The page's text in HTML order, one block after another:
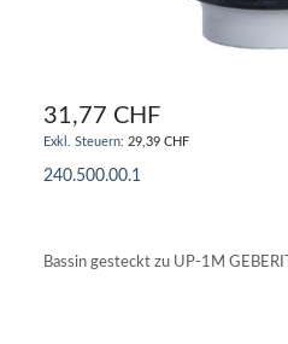
31,77 CHF
29,39 CHF
240.500.00.1
Bassin gesteckt zu UP-1M GEBERIT